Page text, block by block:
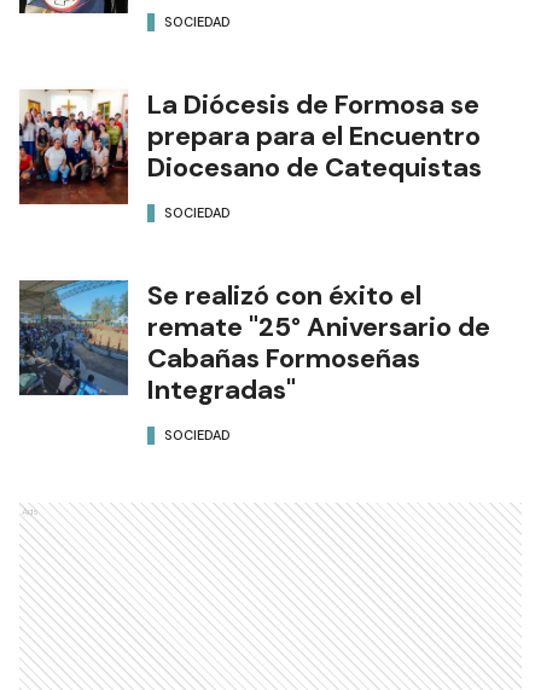
SOCIEDAD
La Diócesis de Formosa se
prepara para el Encuentro
Diocesano de Catequistas
SOCIEDAD
Se realizó con éxito el
remate "25° Aniversario de
Cabañas Formoseñas
Integradas"
SOCIEDAD
Ads